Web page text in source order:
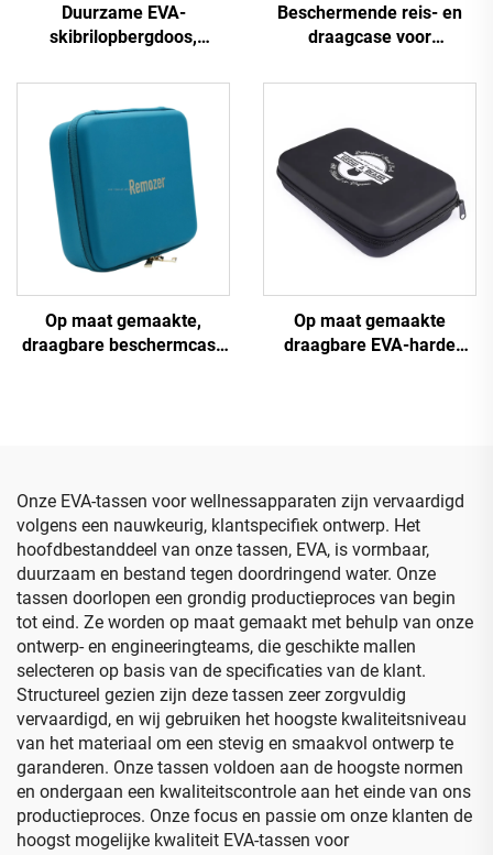
Duurzame EVA-
skibrilopbergdoos,
koffer voor skibrillen
Beschermende reis- en
draagcase voor
van gevormd EVA-
reinigingsinstrumenten
Op maat gemaakte,
draagbare beschermcase
Op maat gemaakte
draagbare EVA-harde
Onze EVA-tassen voor wellnessapparaten zijn vervaardigd
volgens een nauwkeurig, klantspecifiek ontwerp. Het
hoofdbestanddeel van onze tassen, EVA, is vormbaar,
duurzaam en bestand tegen doordringend water. Onze
tassen doorlopen een grondig productieproces van begin
tot eind. Ze worden op maat gemaakt met behulp van onze
ontwerp- en engineeringteams, die geschikte mallen
selecteren op basis van de specificaties van de klant.
Structureel gezien zijn deze tassen zeer zorgvuldig
vervaardigd, en wij gebruiken het hoogste kwaliteitsniveau
van het materiaal om een stevig en smaakvol ontwerp te
garanderen. Onze tassen voldoen aan de hoogste normen
en ondergaan een kwaliteitscontrole aan het einde van ons
productieproces. Onze focus en passie om onze klanten de
hoogst mogelijke kwaliteit EVA-tassen voor